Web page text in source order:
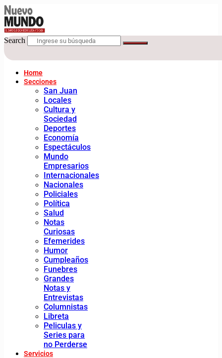
Search
Home
Secciones
San Juan
Locales
Cultura y
Sociedad
Deportes
Economía
Espectáculos
Mundo
Empresarios
Internacionales
Nacionales
Policiales
Política
Salud
Notas
Curiosas
Efemerides
Humor
Cumpleaños
Funebres
Grandes
Notas y
Entrevistas
Columnistas
Libreta
Peliculas y
Series para
no Perderse
Servicios